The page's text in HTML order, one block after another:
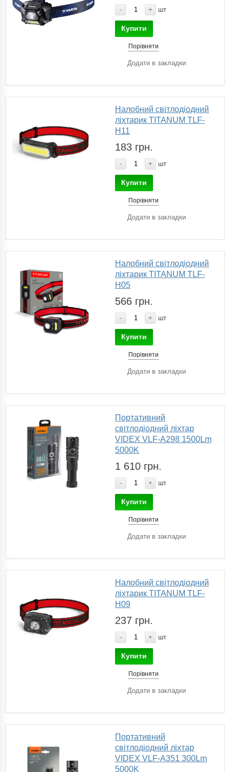
- + шт
Купити
Порівняти
Додати в закладки
Налобний світлодіодний
ліхтарик TITANUM TLF-
H11
183 грн.
- + шт
Купити
Порівняти
Додати в закладки
Налобний світлодіодний
ліхтарик TITANUM TLF-
H05
566 грн.
- + шт
Купити
Порівняти
Додати в закладки
Портативний
світлодіодний ліхтар
VIDEX VLF-A298 1500Lm
5000K
1 610 грн.
- + шт
Купити
Порівняти
Додати в закладки
Налобний світлодіодний
ліхтарик TITANUM TLF-
H09
237 грн.
- + шт
Купити
Порівняти
Додати в закладки
Портативний
світлодіодний ліхтар
VIDEX VLF-A351 300Lm
5000K